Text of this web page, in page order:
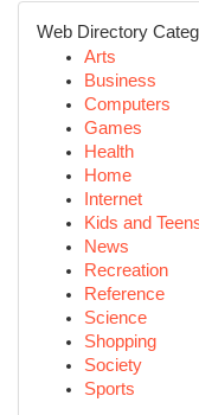
Web Directory
Arts
Business
Computers
Games
Health
Home
Internet
Kids and
News
Recreation
Reference
Science
Shopping
Society
Sports